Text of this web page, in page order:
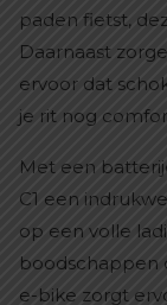
paden fietst,
Daarnaast
ervoor dat
je rit nog
Met een
C1 een
op een volle
boodschappen
e-bike zorgt